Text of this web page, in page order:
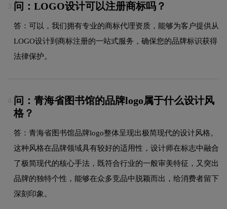
3. 问：LOGO设计可以注册商标吗？
答：可以，我们拥有专业的商标代理资质，能够为客户提供从
LOGO设计到商标注册的一站式服务，确保您的品牌标识获得
法律保护。
4. 问：青海省图书馆的品牌logo属于什么设计风
格？
答：青海省图书馆品牌logo整体呈现出极简现代的设计风格。
这种风格在品牌领域具有较好的适用性，设计师在标志中融合
了极简现代的核心手法，既符合行业的一般审美特征，又突出
品牌的独特个性，能够在众多竞品中脱颖而出，给消费者留下
深刻印象。